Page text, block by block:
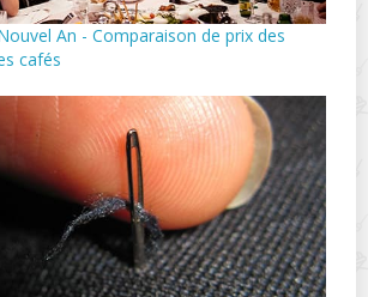
An - Comparaison de prix des
cafés